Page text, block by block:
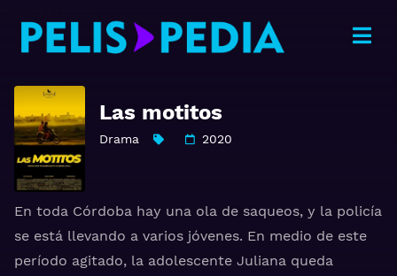
Las motitos
Drama 2020
En toda Córdoba hay una ola de saqueos, y la policía
se está llevando a varios jóvenes. En medio de este
período agitado, la adolescente Juliana queda